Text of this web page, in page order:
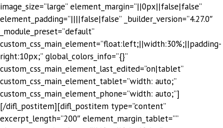
image_size=”large” element_margin=”||0px||false|false”
element_padding=”||||false|false” _builder_version=”4.27.0″
_module_preset=”default”
custom_css_main_element=”float:left;||width:30%;||padding-
right:10px;” global_colors_info=”{}”
custom_css_main_element_last_edited=”on|tablet”
custom_css_main_element_tablet=”width: auto;”
custom_css_main_element_phone=”width: auto;”]
[/difl_postitem][difl_postitem type=”content”
excerpt_length=”200″ element_margin_tablet=””